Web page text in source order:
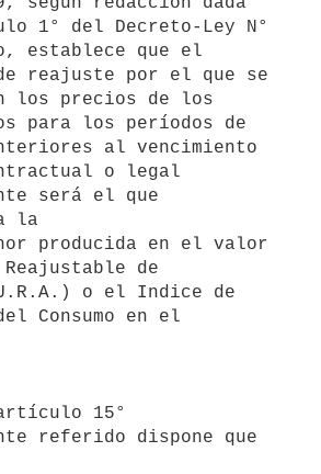
1° del Decreto-Ley N°
establece que el
reajuste por el que se
los precios de los
para los períodos de
al vencimiento
o legal
será el que
la
producida en el valor
de
o el Indice de
Consumo en el
15°
referido dispone que